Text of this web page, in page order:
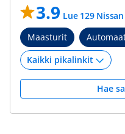
3.9 Lue 129
Maasturit
Hae